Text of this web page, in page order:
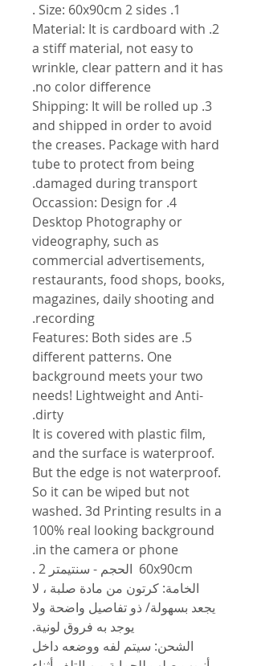
1. Size: 60x90cm 2 sides .
2. Material: It is cardboard with
a stiff material, not easy to
wrinkle, clear pattern and it has
no color difference.
3. Shipping: It will be rolled up
and shipped in order to avoid
the creases. Package with hard
tube to protect from being
damaged during transport.
4. Occassion: Design for
Desktop Photography or
videography, such as
commercial advertisements,
restaurants, food shops, books,
magazines, daily shooting and
recording.
5. Features: Both sides are
different patterns. One
background meets your two
needs! Lightweight and Anti-
dirty.
It is covered with plastic film,
and the surface is waterproof.
But the edge is not waterproof.
So it can be wiped but not
washed. 3d Printing results in a
100% real looking background
in the camera or phone.
الخامة: كرتون من مادة صلبة ، لا
يجعد بسهولة/ ذو تفاصيل واضحة ولا
يوجد به فروق لونية.
الشحن: سيتم لفه ووضعه داخل